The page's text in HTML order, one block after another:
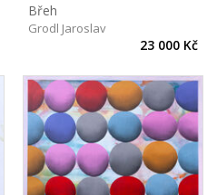
Břeh
Grodl Jaroslav
23 000 Kč